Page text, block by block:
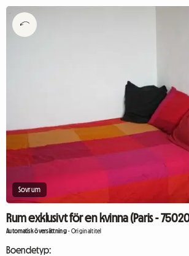
Sovrum
Rum exklusivt för en kvinna (Paris -
Automatisk översättning-Originaltitel
Boendetyp: